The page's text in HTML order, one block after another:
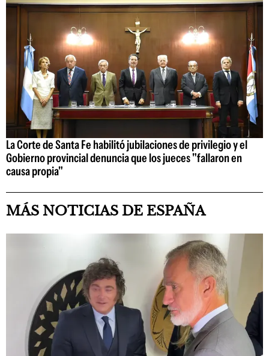
La Corte de Santa Fe habilitó jubilaciones de privilegio y el
Gobierno provincial denuncia que los jueces "fallaron en
causa propia"
MÁS NOTICIAS DE ESPAÑA